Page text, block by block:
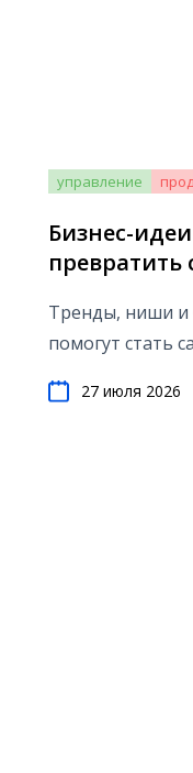
управление
Бизнес-
Тренды, ниши и
помогут стать
27 июля 2026